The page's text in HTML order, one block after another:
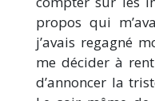
propos qui
j’avais regagné
me décider à
d’annoncer la